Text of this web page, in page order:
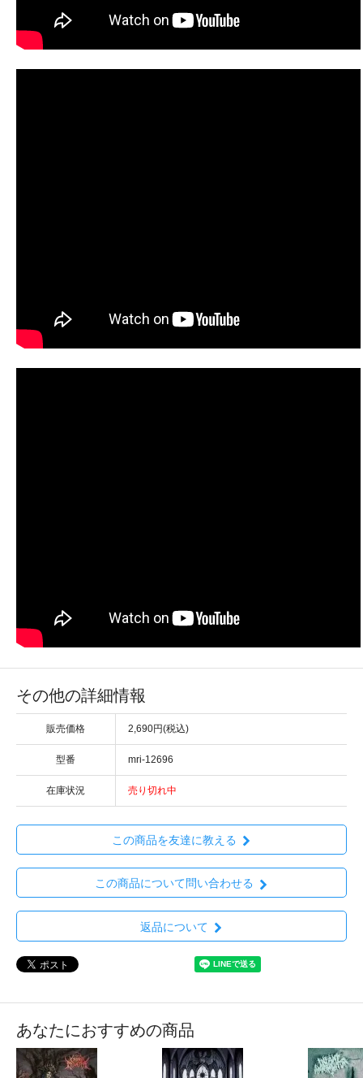
その他の詳細情報
販売価格 2,690円(税込)
型番 mri-12696
在庫状況 売り切れ中
この商品を友達に教える
この商品について問い合わせる
返品について
あなたにおすすめの商品